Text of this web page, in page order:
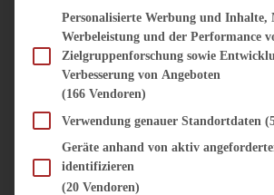
SÜSS &
DIPS, SAUCEN,
Personalisierte Werbung und Inhalte,
Werbeleistung und der Performance
Zielgruppenforschung sowie
Verbesserung von Angeboten
(166 Vendoren)
Verwendung genauer Standortdaten
Geräte anhand von aktiv
identifizieren
(20 Vendoren)